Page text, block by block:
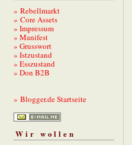
» Rebellmarkt
» Core Assets
» Impressum
» Manifest
» Grusswort
» Istzustand
» Esszustand
» Don B2B
» Blogger.de Startseite
Wir wollen